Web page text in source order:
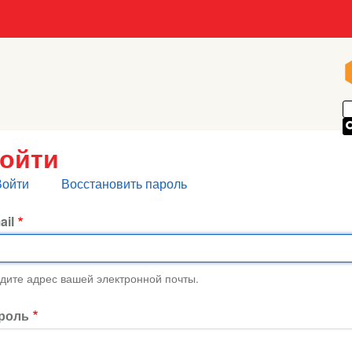
Восстановить пароль
адрес вашей электронной почты.